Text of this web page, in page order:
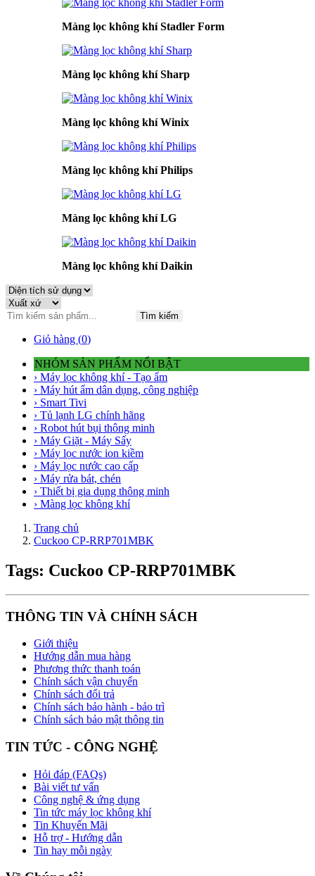
Màng lọc không khí Stadler Form
Màng lọc không khí Sharp
Màng lọc không khí Winix
Màng lọc không khí Philips
Màng lọc không khí LG
Màng lọc không khí Daikin
Tìm kiếm
Giỏ hàng (0)
NHÓM SẢN PHẨM NỔI BẬT
› Máy lọc không khí - Tạo ẩm
› Máy hút ẩm dân dụng, công nghiệp
› Smart Tivi
› Tủ lạnh LG chính hãng
› Robot hút bụi thông minh
› Máy Giặt - Máy Sấy
› Máy lọc nước ion kiềm
› Máy lọc nước cao cấp
› Máy rửa bát, chén
› Thiết bị gia dụng thông minh
› Màng lọc không khí
Trang chủ
Cuckoo CP-RRP701MBK
Tags: Cuckoo CP-RRP701MBK
THÔNG TIN VÀ CHÍNH SÁCH
Giới thiệu
Hướng dẫn mua hàng
Phương thức thanh toán
Chính sách vận chuyển
Chính sách đổi trả
Chính sách bảo hành - bảo trì
Chính sách bảo mật thông tin
TIN TỨC - CÔNG NGHỆ
Hỏi đáp (FAQs)
Bài viết tư vấn
Công nghệ & ứng dụng
Tin tức máy lọc không khí
Tin Khuyến Mãi
Hỗ trợ - Hướng dẫn
Tin hay mỗi ngày